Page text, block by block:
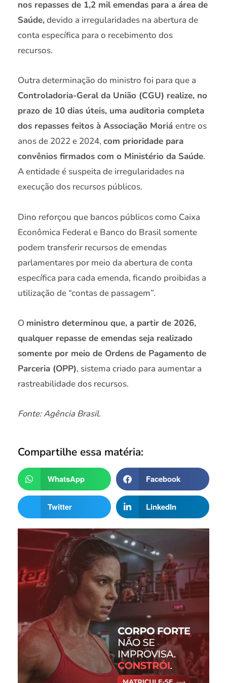
nos repasses de 1,2 mil emendas para a área de
Saúde,devido a irregularidades na abertura de
conta específica para o recebimento dos
recursos.
Outra determinação do ministro foi para que a
Controladoria-Geral da União (CGU) realize, no
prazo de 10 dias úteis, uma auditoria completa
dos repasses feitos à Associação Moriá entre os
anos de 2022 e 2024, com prioridade para
convênios firmados com o Ministério da Saúde.
A entidade é suspeita de irregularidades na
execução dos recursos públicos.
Dino reforçou que bancos públicos como Caixa
Econômica Federal e Banco do Brasil somente
podem transferir recursos de emendas
parlamentares por meio da abertura de conta
específica para cada emenda, ficando proibidas a
utilização de “contas de passagem”.
O ministro determinou que, a partir de 2026,
qualquer repasse de emendas seja realizado
somente por meio de Ordens de Pagamento de
Parceria (OPP), sistema criado para aumentar a
rastreabilidade dos recursos.
Fonte: Agência Brasil.
Compartilhe essa matéria:
WhatsApp Facebook
Twitter LinkedIn